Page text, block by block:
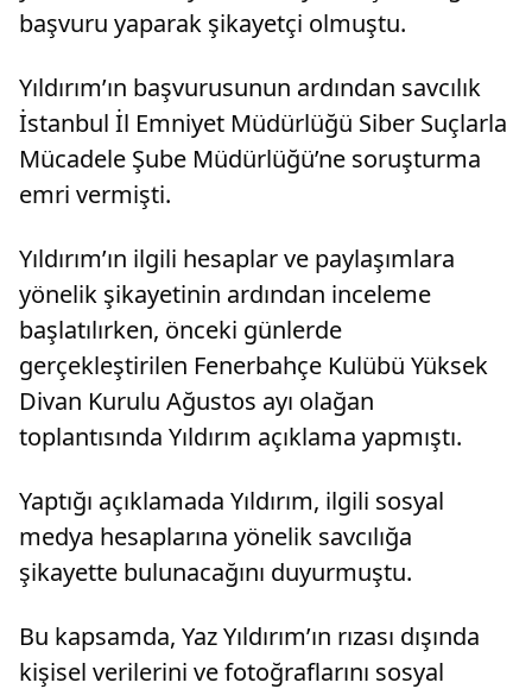
başvuru yaparak şikayetçi olmuştu.
Yıldırım’ın başvurusunun ardından savcılık
İstanbul İl Emniyet Müdürlüğü Siber Suçlarla
Mücadele Şube Müdürlüğü’ne soruşturma
emri vermişti.
Yıldırım’ın ilgili hesaplar ve paylaşımlara
yönelik şikayetinin ardından inceleme
başlatılırken, önceki günlerde
gerçekleştirilen Fenerbahçe Kulübü Yüksek
Divan Kurulu Ağustos ayı olağan
toplantısında Yıldırım açıklama yapmıştı.
Yaptığı açıklamada Yıldırım, ilgili sosyal
medya hesaplarına yönelik savcılığa
şikayette bulunacağını duyurmuştu.
Bu kapsamda, Yaz Yıldırım’ın rızası dışında
kişisel verilerini ve fotoğraflarını sosyal